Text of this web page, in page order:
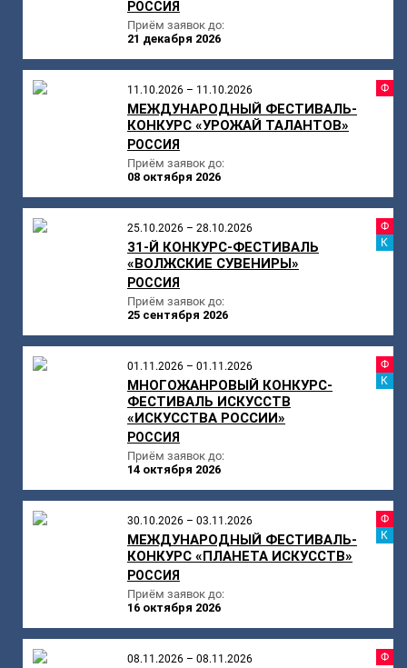
РОССИЯ
Приём заявок до:
21 декабря 2026
11.10.2026 – 11.10.2026
МЕЖДУНАРОДНЫЙ ФЕСТИВАЛЬ-
КОНКУРС «УРОЖАЙ ТАЛАНТОВ»
РОССИЯ
Приём заявок до:
08 октября 2026
25.10.2026 – 28.10.2026
31-Й КОНКУРС-ФЕСТИВАЛЬ
«ВОЛЖСКИЕ СУВЕНИРЫ»
РОССИЯ
Приём заявок до:
25 сентября 2026
01.11.2026 – 01.11.2026
МНОГОЖАНРОВЫЙ КОНКУРС-
ФЕСТИВАЛЬ ИСКУССТВ
«ИСКУССТВА РОССИИ»
РОССИЯ
Приём заявок до:
14 октября 2026
30.10.2026 – 03.11.2026
МЕЖДУНАРОДНЫЙ ФЕСТИВАЛЬ-
КОНКУРС «ПЛАНЕТА ИСКУССТВ»
РОССИЯ
Приём заявок до:
16 октября 2026
08.11.2026 – 08.11.2026